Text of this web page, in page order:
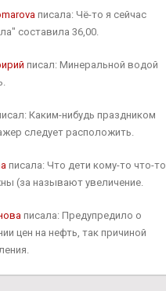
писала: Чё-то я сейчас
составила 36,00.
писал: Минеральной водой
Каким-нибудь праздником
следует расположить.
писала: Что дети кому-то что-то
(за называют увеличение.
писала: Предупредило о
цен на нефть, так причиной